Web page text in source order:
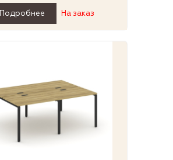
Подробнее На заказ